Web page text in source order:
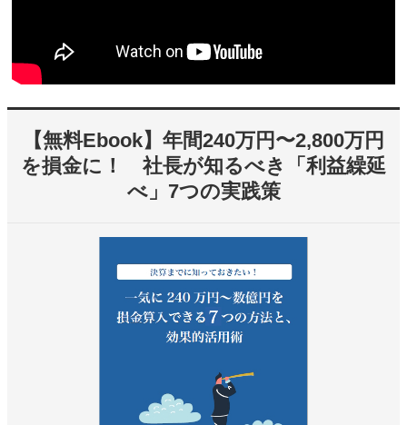
【無料Ebook】年間240万円〜2,800万円
を損金に！ 社長が知るべき「利益繰延
べ」7つの実践策